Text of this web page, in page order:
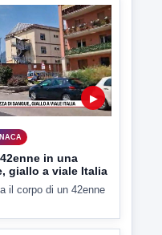
▶
in una
giallo a viale Italia
il corpo di un 42enne